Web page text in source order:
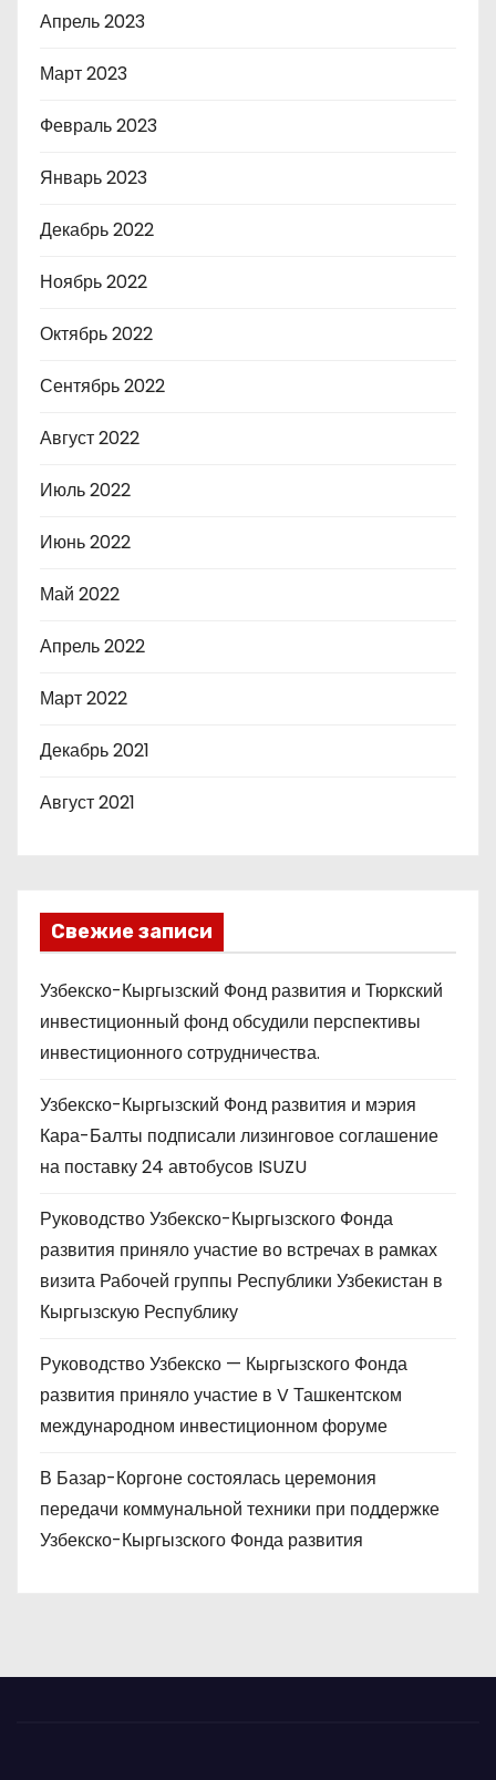
Апрель 2023
Март 2023
Февраль 2023
Январь 2023
Декабрь 2022
Ноябрь 2022
Октябрь 2022
Сентябрь 2022
Август 2022
Июль 2022
Июнь 2022
Май 2022
Апрель 2022
Март 2022
Декабрь 2021
Август 2021
Свежие записи
Узбекско-Кыргызский Фонд развития и Тюркский
инвестиционный фонд обсудили перспективы
инвестиционного сотрудничества.
Узбекско-Кыргызский Фонд развития и мэрия
Кара-Балты подписали лизинговое соглашение
на поставку 24 автобусов ISUZU
Руководство Узбекско-Кыргызского Фонда
развития приняло участие во встречах в рамках
визита Рабочей группы Республики Узбекистан в
Кыргызскую Республику
Руководство Узбекско — Кыргызского Фонда
развития приняло участие в V Ташкентском
международном инвестиционном форуме
В Базар-Коргоне состоялась церемония
передачи коммунальной техники при поддержке
Узбекско-Кыргызского Фонда развития